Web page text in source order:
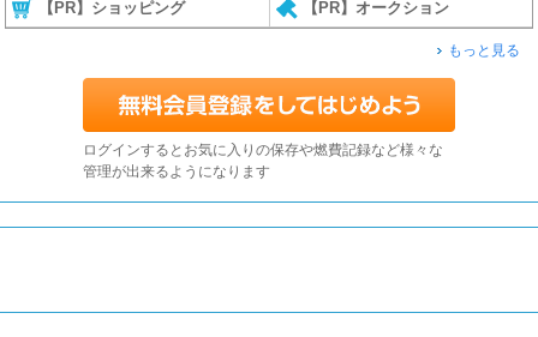
【PR】ショッピング 【PR】オークション
もっと見る
ログインするとお気に入りの保存や燃費記録など様々な
管理が出来るようになります